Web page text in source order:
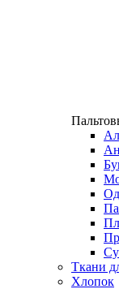
Ткани
Хлопок